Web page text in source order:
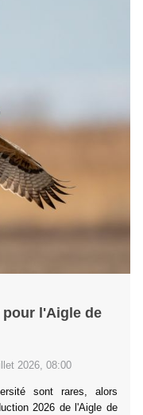
l'Aigle de
2026, 08:00
sont rares, alors
2026 de l'Aigle de